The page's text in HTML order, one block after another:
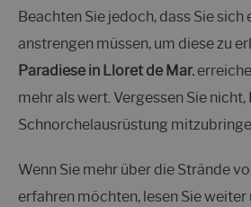
Beachten Sie jedoch, dass Sie sich
anstrengen müssen, um diese zu
Paradiese in Lloret de Mar.
mehr als wert. Vergessen Sie
Schnorchelausrüstung
Wenn Sie mehr über die Strände
erfahren möchten, lesen Sie weiter